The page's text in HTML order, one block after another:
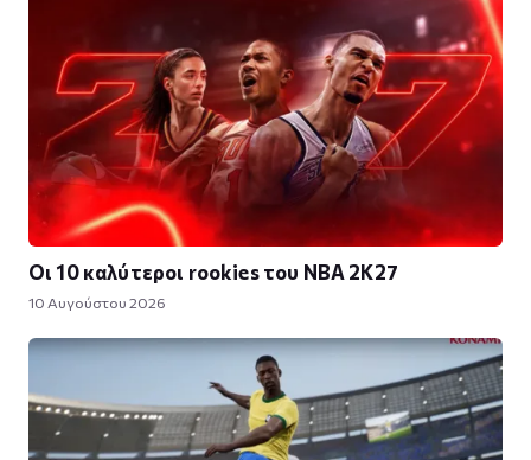
Οι 10 καλύτεροι rookies του NBA 2K27
10 Αυγούστου 2026